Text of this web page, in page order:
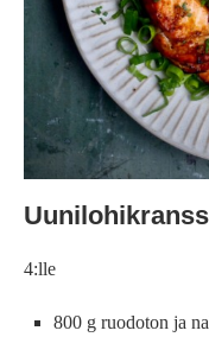
4:lle
800 g ruodoton ja